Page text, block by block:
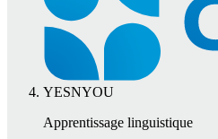
YESNYOU
Apprentissage linguistique